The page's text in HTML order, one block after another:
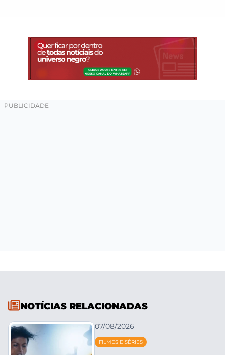
NOTÍCIAS RELACIONADAS
07/08/2026
FILMES E SÉRIES